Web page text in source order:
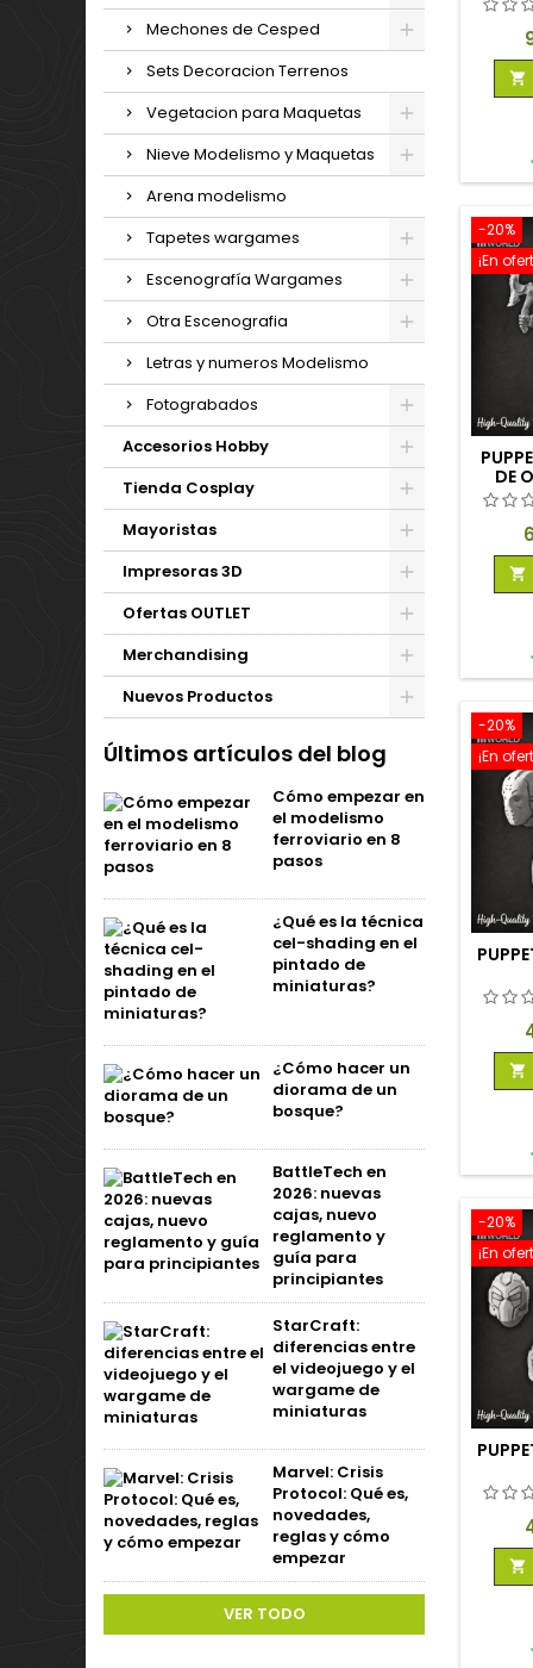
Mechones de Cesped
Sets Decoracion Terrenos
Vegetacion para Maquetas
Nieve Modelismo y Maquetas
Arena modelismo
Tapetes wargames
Escenografía Wargames
Otra Escenografia
Letras y numeros Modelismo
Fotograbados
Accesorios Hobby
Tienda Cosplay
Mayoristas
Impresoras 3D
Ofertas OUTLET
Merchandising
Nuevos Productos
Últimos artículos del blog
Cómo empezar en
el modelismo
ferroviario en 8
pasos
¿Qué es la técnica
cel-shading en el
pintado de
miniaturas?
¿Cómo hacer un
diorama de un
bosque?
BattleTech en
2026: nuevas
cajas, nuevo
reglamento y
guía para
principiantes
StarCraft:
diferencias entre
el videojuego y el
wargame de
miniaturas
Marvel: Crisis
Protocol: Qué es,
novedades,
reglas y cómo
empezar
VER TODO

-20%
¡En
DE

-20%
¡En

-20%
¡En
